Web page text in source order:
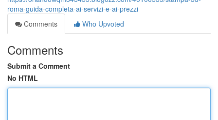
roma-guida-completa-ai-servizi-e-ai-prezzi
Comments
Who Upvoted
Comments
Submit a Comment
No HTML